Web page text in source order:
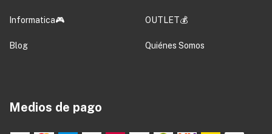
Informatica🎮 OUTLET💰
Blog Quiénes Somos
Medios de pago